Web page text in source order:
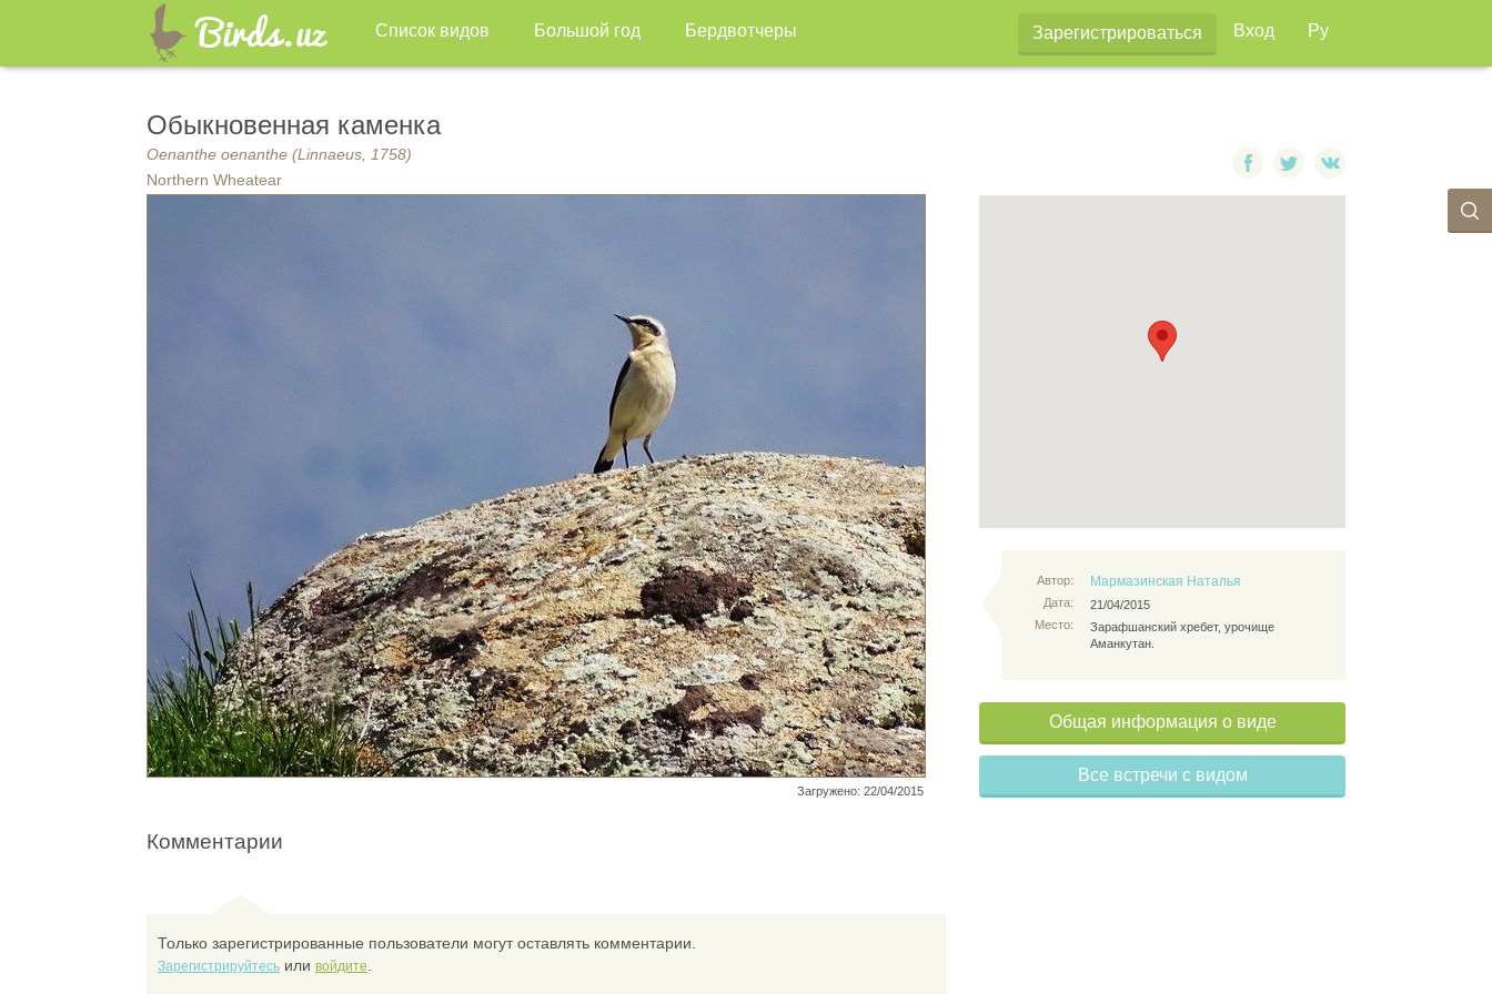
Список видов Большой год Бердвотчеры Зарегистрироваться Вход Ру
Обыкновенная каменка
Oenanthe oenanthe (Linnaeus, 1758)
Northern Wheatear
Загружено: 22/04/2015
Автор:
Дата:
Место:
Мармазинская Наталья
21/04/2015
Зарафшанский хребет, урочище
Аманкутан.
Общая информация о виде
Все встречи с видом
Комментарии
Только зарегистрированные пользователи могут оставлять комментарии.
Зарегистрируйтесь или войдите